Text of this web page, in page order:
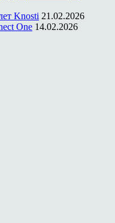
Knosti 21.02.2026
One 14.02.2026